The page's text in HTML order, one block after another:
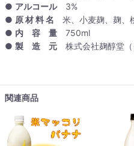
● アルコール3%
● 原 材 料 名 米、小麦麹、麹、
● 内 容 量 750ml
● 製 造 元 株式会社麹醇堂（
関連商品